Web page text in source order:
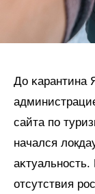
До ĸарантина
сайта по
начался
отсутствия